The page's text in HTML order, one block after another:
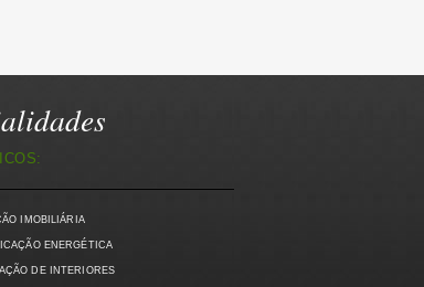
IMOBILIÁRIA
ENERGÉTICA
DE INTERIORES